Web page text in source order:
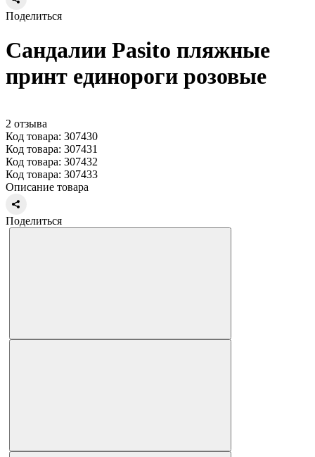
Поделиться
Сандалии Pasito пляжные
принт единороги розовые
2 отзыва
Код товара: 307430
Код товара: 307431
Код товара: 307432
Код товара: 307433
Описание товара
Поделиться